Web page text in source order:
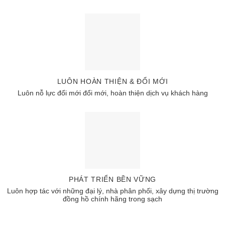
LUÔN HOÀN THIỆN & ĐỔI MỚI
Luôn nỗ lực đổi mới đổi mới, hoàn thiện dịch vụ khách hàng
PHÁT TRIỂN BỀN VỮNG
Luôn hợp tác với những đại lý, nhà phân phối, xây dựng thị trường
đồng hồ chính hãng trong sạch